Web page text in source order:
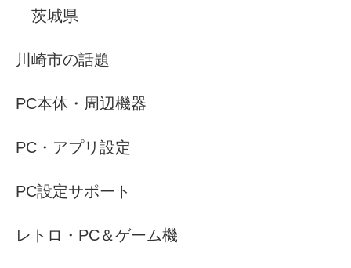
茨城県
川崎市の話題
PC本体・周辺機器
PC・アプリ設定
PC設定サポート
レトロ・PC＆ゲーム機